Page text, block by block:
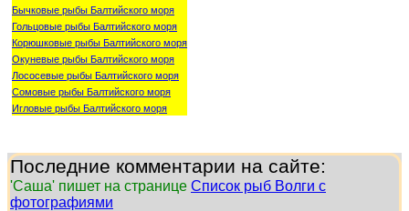
Бычковые рыбы Балтийского моря
Гольцовые рыбы Балтийского моря
Корюшковые рыбы Балтийского моря
Окуневые рыбы Балтийского моря
Лососевые рыбы Балтийского моря
Сомовые рыбы Балтийского моря
Игловые рыбы Балтийского моря
Последние комментарии на сайте:
'Саша' пишет на странице Список рыб Волги с
фотографиями